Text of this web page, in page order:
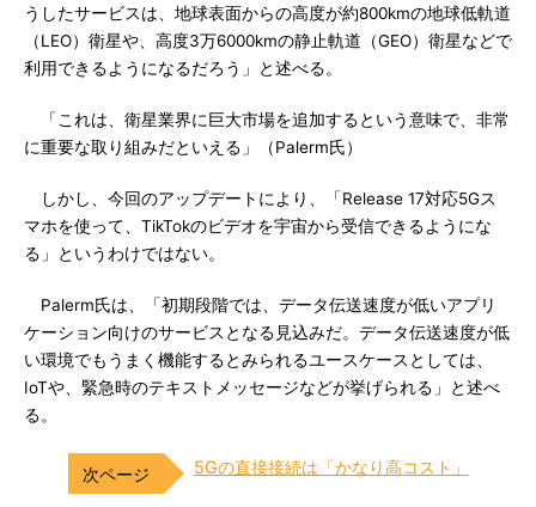
うしたサービスは、地球表面からの高度が約800kmの地球低軌道
（LEO）衛星や、高度3万6000kmの静止軌道（GEO）衛星などで
利用できるようになるだろう」と述べる。
「これは、衛星業界に巨大市場を追加するという意味で、非常
に重要な取り組みだといえる」（Palerm氏）
しかし、今回のアップデートにより、「Release 17対応5Gス
マホを使って、TikTokのビデオを宇宙から受信できるようにな
る」というわけではない。
Palerm氏は、「初期段階では、データ伝送速度が低いアプリ
ケーション向けのサービスとなる見込みだ。データ伝送速度が低
い環境でもうまく機能するとみられるユースケースとしては、
IoTや、緊急時のテキストメッセージなどが挙げられる」と述べ
る。
5Gの直接接続は「かなり高コスト」